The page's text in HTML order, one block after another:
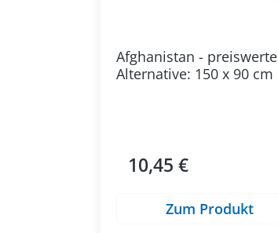
Afghanistan - preiswerte
Alternative: 150 x 90 cm
Regulärer Preis:
10,45 €
Zum Produkt